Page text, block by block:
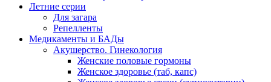
Летние серии
Для загара
Репелленты
Медикаменты и БАДы
Акушерство. Гинекология
Женские половые гормоны
Женское здоровье (таб, капс)